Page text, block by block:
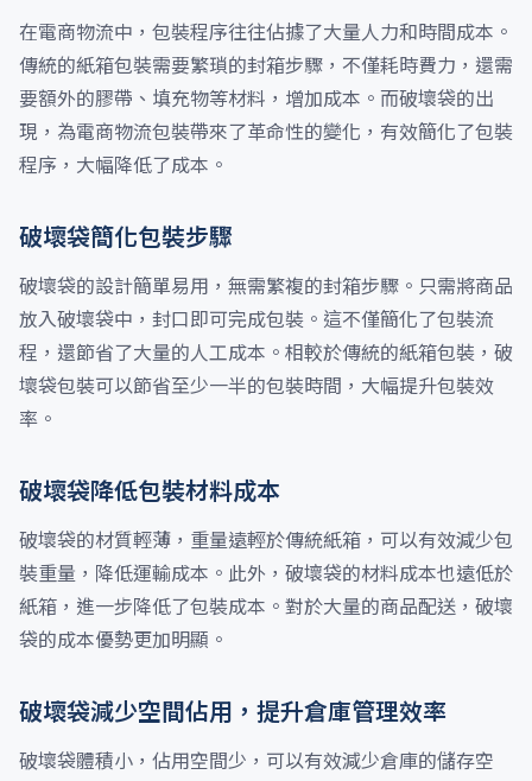
在電商物流中，包裝程序往往佔據了大量人力和時間成本。
傳統的紙箱包裝需要繁瑣的封箱步驟，不僅耗時費力，還需
要額外的膠帶、填充物等材料，增加成本。而破壞袋的出
現，為電商物流包裝帶來了革命性的變化，有效簡化了包裝
程序，大幅降低了成本。
破壞袋簡化包裝步驟
破壞袋的設計簡單易用，無需繁複的封箱步驟。只需將商品
放入破壞袋中，封口即可完成包裝。這不僅簡化了包裝流
程，還節省了大量的人工成本。相較於傳統的紙箱包裝，破
壞袋包裝可以節省至少一半的包裝時間，大幅提升包裝效
率。
破壞袋降低包裝材料成本
破壞袋的材質輕薄，重量遠輕於傳統紙箱，可以有效減少包
裝重量，降低運輸成本。此外，破壞袋的材料成本也遠低於
紙箱，進一步降低了包裝成本。對於大量的商品配送，破壞
袋的成本優勢更加明顯。
破壞袋減少空間佔用，提升倉庫管理效率
破壞袋體積小，佔用空間少，可以有效減少倉庫的儲存空